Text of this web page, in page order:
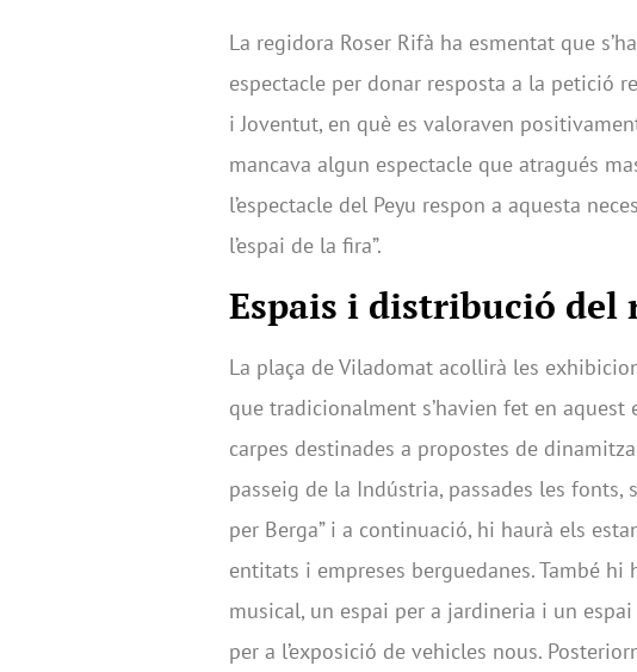
La regidora Roser Rifà ha esmentat que
espectacle per donar resposta a la petició
i Joventut, en què es valoraven
mancava algun espectacle que atragués
l’espectacle del Peyu respon a aquesta
l’espai de la fira”.
Espais i distribució del
La plaça de Viladomat acollirà les
que tradicionalment s’havien fet en
carpes destinades a propostes de
passeig de la Indústria, passades les fonts,
per Berga” i a continuació, hi haurà els
entitats i empreses berguedanes. També hi
musical, un espai per a jardineria i un
per a l’exposició de vehicles nous.